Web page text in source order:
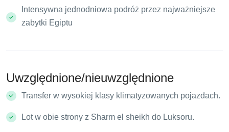
Intensywna jednodniowa podróż przez najważniejsze
zabytki Egiptu
Uwzględnione/nieuwzględnione
Transfer w wysokiej klasy klimatyzowanych pojazdach.
Lot w obie strony z Sharm el sheikh do Luksoru.